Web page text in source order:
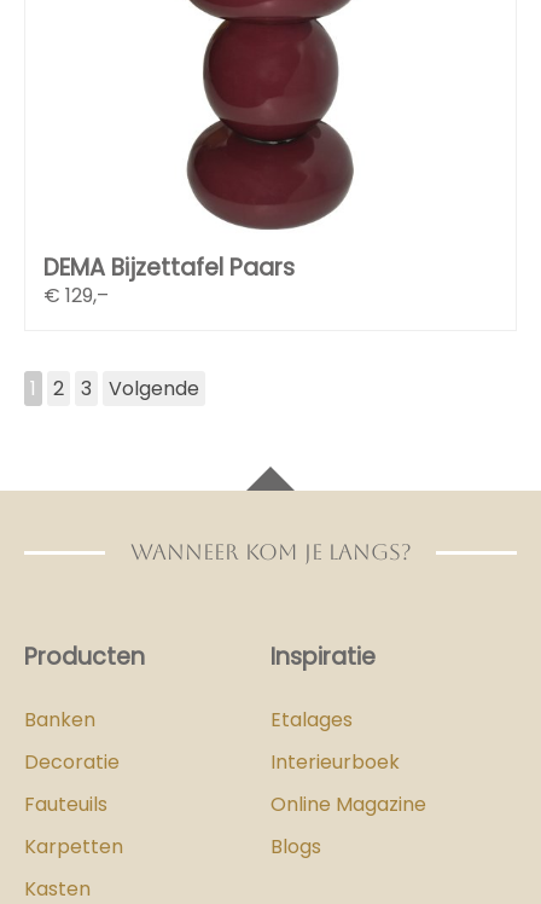
DEMA Bijzettafel Paars
€ 129,–
1 2 3 Volgende
WANNEER KOM JE LANGS?
Producten
Banken
Decoratie
Fauteuils
Karpetten
Kasten
Inspiratie
Etalages
Interieurboek
Online Magazine
Blogs